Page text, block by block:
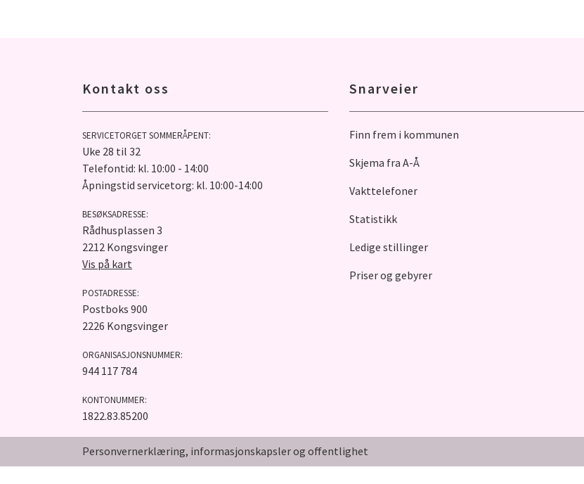
Kontakt oss
SERVICETORGET SOMMERÅPENT:
Uke 28 til 32
Telefontid: kl. 10:00 - 14:00
Åpningstid servicetorg: kl. 10:00-14:00
BESØKSADRESSE:
Rådhusplassen 3
2212 Kongsvinger
Vis på kart
POSTADRESSE:
Postboks 900
2226 Kongsvinger
ORGANISASJONSNUMMER:
944 117 784
KONTONUMMER:
1822.83.85200
Snarveier
Finn frem i kommunen
Skjema fra A-Å
Vakttelefoner
Statistikk
Ledige stillinger
Priser og gebyrer
Personvernerklæring, informasjonskapsler og offentlighet